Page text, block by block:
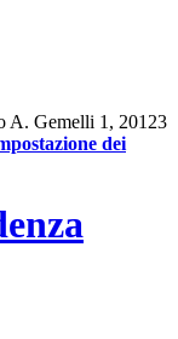
A. Gemelli 1, 20123
dei